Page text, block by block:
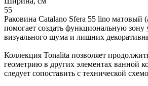
55
Раковина Catalano Sfera 55 lino матовый
помогает создать функциональную зону
визуального шума и лишних
Коллекция Tonalita позволяет
геометрию в других элементах ванной
следует сопоставить с технической